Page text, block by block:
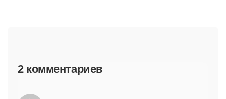
2 комментариев